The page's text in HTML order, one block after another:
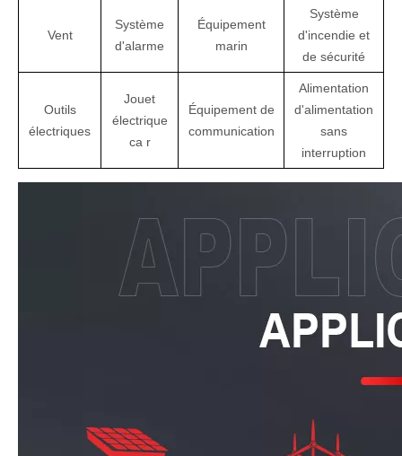
Vent
Système
d'alarme
Équipement
marin
Système
d'incendie et
de sécurité
Outils
électriques
Jouet
électrique
ca r
Équipement de
communication
Alimentation
d'alimentation
sans
interruption